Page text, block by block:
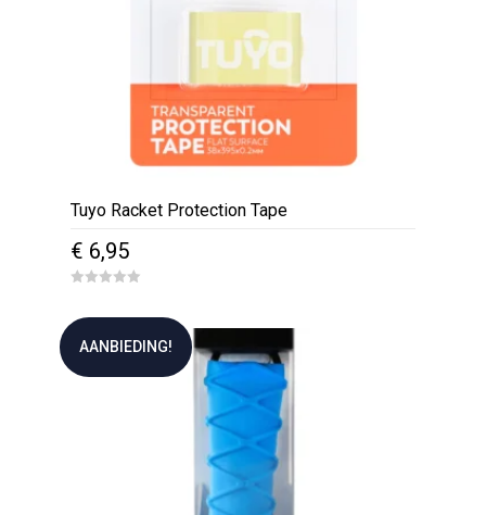
Tuyo Racket Protection Tape
€ 6,95
u
5
AANBIEDING!